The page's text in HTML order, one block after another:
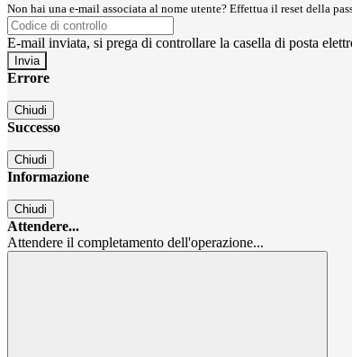
Non hai una e-mail associata al nome utente? Effettua il reset della
E-mail inviata, si prega di controllare la casella di posta
Errore
Chiudi
Successo
Chiudi
Informazione
Chiudi
Attendere...
Attendere il completamento dell'operazione...